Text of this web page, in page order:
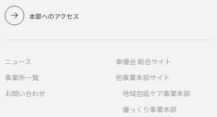
本部へのアクセス
ニュース
事業所一覧
お問い合わせ
奉優会 総合サイト
他事業本部サイト
地域包括ケア事業本部
優っくり事業本部